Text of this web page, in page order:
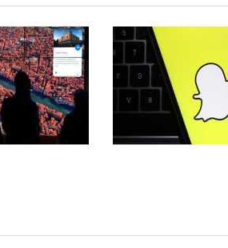
علوم وتكنولوجيا
07 اغسطس, 2026
الرقمي... لعبة فيديو
الأطفال في
الذكاء
معركة
الرقمي